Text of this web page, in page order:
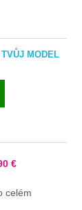
MODEL
€
celém